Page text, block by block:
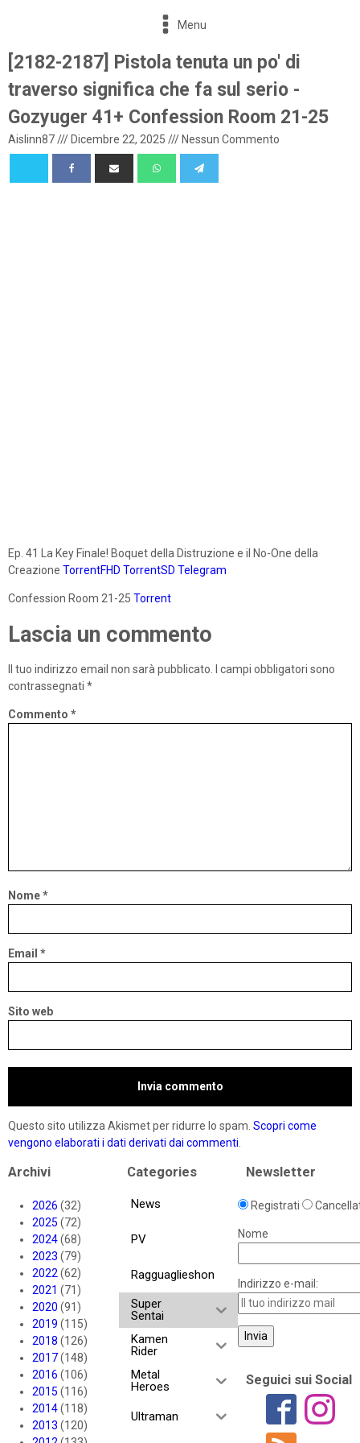
Menu
[2182-2187] Pistola tenuta un po' di
traverso significa che fa sul serio -
Gozyuger 41+ Confession Room 21-25
Aislinn87/// Dicembre 22, 2025 /// Nessun Commento
Ep. 41 La Key Finale! Boquet della Distruzione e il No-One della
Creazione TorrentFHD TorrentSD Telegram
Confession Room 21-25 Torrent
Lascia un commento
Il tuo indirizzo email non sarà pubblicato.
I campi obbligatori sono
contrassegnati *
Commento *
Nome*
Email *
Sito web
Questo sito utilizza Akismet per ridurre lo spam. Scopri come
vengono elaborati i dati derivati dai commenti.
Archivi
2026 (32)
2025 (72)
2024(68)
2023 (79)
2022(62)
2021 (71)
2020 (91)
2019 (115)
2018 (126)
2017(148)
2016 (106)
2015 (116)
2014(118)
2013 (120)
Categories
News
PV
Ragguaglieshon
Super
Sentai
Kamen
Rider
Metal
Heroes
Ultraman
Newsletter
Registrati
Nome
Indirizzo e-mail:
Seguici sui Social